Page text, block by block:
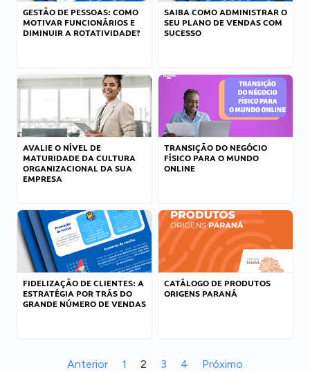
GESTÃO DE PESSOAS: COMO
MOTIVAR FUNCIONÁRIOS E
DIMINUIR A ROTATIVIDADE?
SAIBA COMO ADMINISTRAR O
SEU PLANO DE VENDAS COM
SUCESSO
AVALIE O NÍVEL DE
MATURIDADE DA CULTURA
ORGANIZACIONAL DA SUA
EMPRESA
TRANSIÇÃO DO NEGÓCIO
FÍSICO PARA O MUNDO
ONLINE
FIDELIZAÇÃO DE CLIENTES: A
ESTRATÉGIA POR TRÁS DO
GRANDE NÚMERO DE VENDAS
CATÁLOGO DE PRODUTOS
ORIGENS PARANÁ
Anterior 1 2 3 4 Próximo